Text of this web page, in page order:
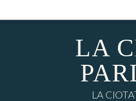
LA
LA